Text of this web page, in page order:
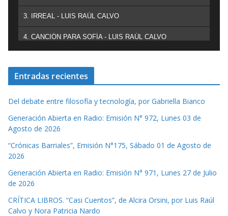
3. IRREAL - LUIS RAÚL CALVO
4. CANCIÓN PARA SOFÍA - LUIS RAÚL CALVO
Entradas recientes
Del debate entre filosofía y tecnología, por Gabriella Bianco
Generación Abierta en Radio: Emisión N° 972, Lunes 03 de
Agosto de 2026
“Crónicas Barriales”, Emisión N°175, Sábado 01 de Agosto de
2026
Generación Abierta en Radio: Emisión N° 971, Lunes 27 de Julio
de 2026
CRÍTICA LIBROS. “Casi Cuentos”, de Alcira Orsini, por Luis Raúl
Calvo y Nora Patricia Nardo